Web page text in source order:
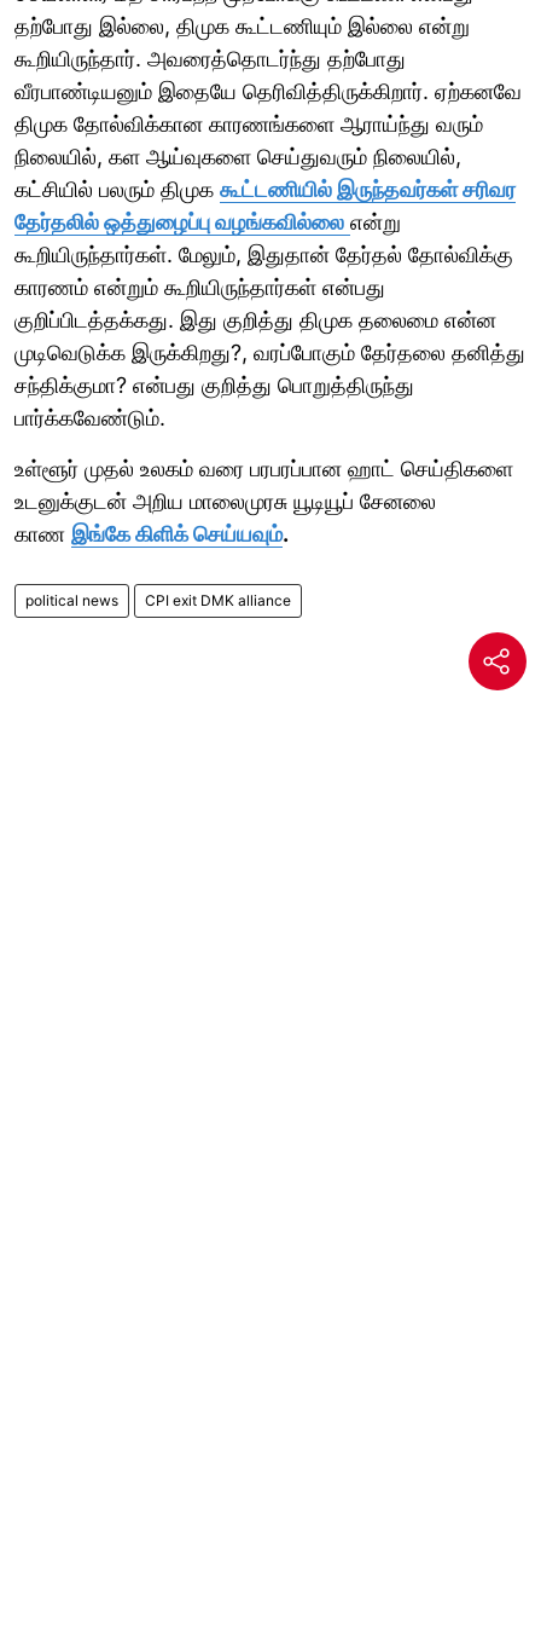
தற்போது இல்லை, திமுக கூட்டணியும் இல்லை என்று
கூறியிருந்தார். அவரைத்தொடர்ந்து தற்போது
வீரபாண்டியனும் இதையே தெரிவித்திருக்கிறார். ஏற்கனவே
திமுக தோல்விக்கான காரணங்களை ஆராய்ந்து வரும்
நிலையில், கள ஆய்வுகளை செய்துவரும் நிலையில்,
கட்சியில் பலரும் திமுக கூட்டணியில் இருந்தவர்கள் சரிவர
தேர்தலில் ஒத்துழைப்பு வழங்கவில்லை என்று
கூறியிருந்தார்கள். மேலும், இதுதான் தேர்தல் தோல்விக்கு
காரணம் என்றும் கூறியிருந்தார்கள் என்பது
குறிப்பிடத்தக்கது. இது குறித்து திமுக தலைமை என்ன
முடிவெடுக்க இருக்கிறது?, வரப்போகும் தேர்தலை தனித்து
சந்திக்குமா? என்பது குறித்து பொறுத்திருந்து
பார்க்கவேண்டும்.
உள்ளூர் முதல் உலகம் வரை பரபரப்பான ஹாட் செய்திகளை
உடனுக்குடன் அறிய மாலைமுரசு யூடியூப் சேனலை
காண இங்கே கிளிக் செய்யவும்.
political news CPI exit DMK alliance